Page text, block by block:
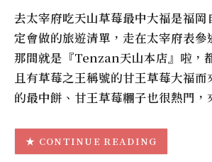
去太宰府吃天山草莓最中大福是福岡
定會做的旅遊清單，走在太宰府表參
那間就是『Tenzan天山本店』啦，
且有草莓之王稱號的甘王草莓大福
的最中餅、甘王草莓糰子也很熱門
CONTINUE READING